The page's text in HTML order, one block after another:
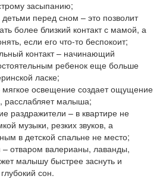
засыпанию;
детьми перед сном – это позволит
более близкий контакт с мамой, а
если его что-то беспокоит;
контакт – начинающий
ребенок еще больше
ласке;
мягкое освещение создает ощущение
расслабляет малыша;
раздражители – в квартире не
музыки, резких звуков, а
в детской спальне не место;
– отваром валерианы, лаванды,
малышу быстрее заснуть и
сон.